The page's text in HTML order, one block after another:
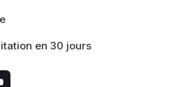
en 30 jours